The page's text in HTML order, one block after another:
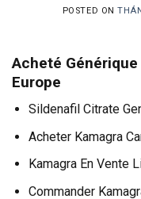
POSTED ON
Acheté
Europe
Sildenafil Citrate
Acheter Kamagra
Kamagra En Vente
Commander